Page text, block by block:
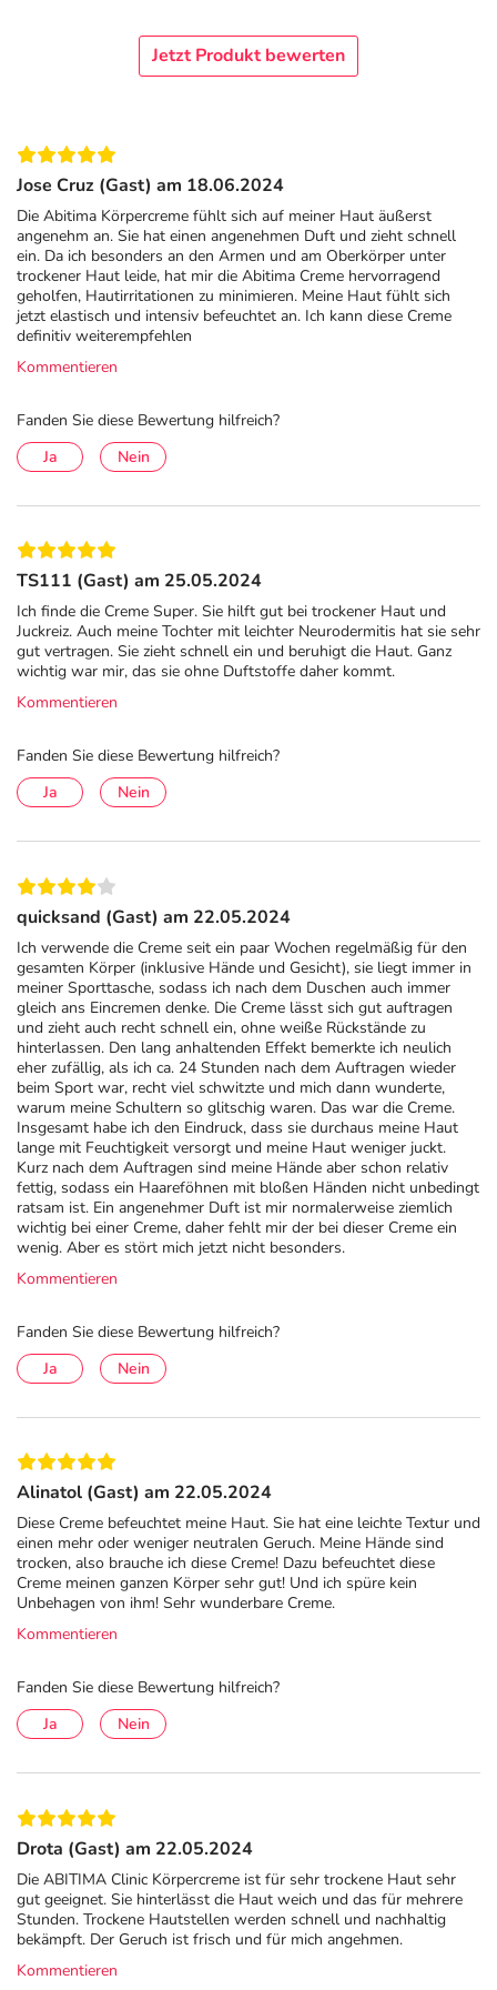
Wassergehalt: 49,75 %
Aqua, Isopropyl Myristate, Glycerin, Sorbitan Stearate,
Lanolin, Dimethicone, Cetyl Alcohol, Polysorbate 60,
Sorbic Acid
Adresse des Anbieters/Herstellers
PUREN Pharma GmbH & Co. KG
Willy-Brandt-Allee 2
81829 München
Angaben gem. EU-Produktsicherheitsverordnung (GPSR)
anzeigen
DasPDF des Beipackzettels
herunterladen.
Jetzt Produkt bewerten
Jose Cruz (Gast) am 18.06.2024
Die Abitima Körpercreme fühlt sich auf meiner Haut äußerst
angenehm an. Sie hat einen angenehmen Duft und zieht schnell
ein. Da ich besonders an den Armen und am Oberkörper unter
trockener Haut leide, hat mir die Abitima Creme hervorragend
geholfen, Hautirritationen zu minimieren. Meine Haut fühlt sich
jetzt elastisch und intensiv befeuchtet an. Ich kann diese Creme
definitiv weiterempfehlen
Kommentieren
Fanden Sie diese Bewertung hilfreich?
Ja
Nein
TS111 (Gast) am 25.05.2024
Ich finde die Creme Super. Sie hilft gut bei trockener Haut und
Juckreiz. Auch meine Tochter mit leichter Neurodermitis hat sie sehr
gut vertragen. Sie zieht schnell ein und beruhigt die Haut. Ganz
wichtig war mir, das sie ohne Duftstoffe daher kommt.
Kommentieren
Fanden Sie diese Bewertung hilfreich?
Ja
Nein
quicksand (Gast) am 22.05.2024
Ich verwende die Creme seit ein paar Wochen regelmäßig für den
gesamten Körper (inklusive Hände und Gesicht), sie liegt immer in
meiner Sporttasche, sodass ich nach dem Duschen auch immer
gleich ans Eincremen denke. Die Creme lässt sich gut auftragen
und zieht auch recht schnell ein, ohne weiße Rückstände zu
hinterlassen. Den lang anhaltenden Effekt bemerkte ich neulich
eher zufällig, als ich ca. 24 Stunden nach dem Auftragen wieder
beim Sport war, recht viel schwitzte und mich dann wunderte,
warum meine Schultern so glitschig waren. Das war die Creme.
Insgesamt habe ich den Eindruck, dass sie durchaus meine Haut
lange mit Feuchtigkeit versorgt und meine Haut weniger juckt.
Kurz nach dem Auftragen sind meine Hände aber schon relativ
fettig, sodass ein Haareföhnen mit bloßen Händen nicht unbedingt
ratsam ist. Ein angenehmer Duft ist mir normalerweise ziemlich
wichtig bei einer Creme, daher fehlt mir der bei dieser Creme ein
wenig. Aber es stört mich jetzt nicht besonders.
Kommentieren
Fanden Sie diese Bewertung hilfreich?
Ja
Nein
Alinatol (Gast) am 22.05.2024
Diese Creme befeuchtet meine Haut. Sie hat eine leichte Textur und
einen mehr oder weniger neutralen Geruch. Meine Hände sind
trocken, also brauche ich diese Creme! Dazu befeuchtet diese
Creme meinen ganzen Körper sehr gut! Und ich spüre kein
Unbehagen von ihm! Sehr wunderbare Creme.
Kommentieren
Fanden Sie diese Bewertung hilfreich?
Ja
Nein
Drota (Gast) am 22.05.2024
Die ABITIMA Clinic Körpercreme ist für sehr trockene Haut sehr
gut geeignet. Sie hinterlässt die Haut weich und das für mehrere
Stunden. Trockene Hautstellen werden schnell und nachhaltig
bekämpft. Der Geruch ist frisch und für mich angehmen.
Kommentieren